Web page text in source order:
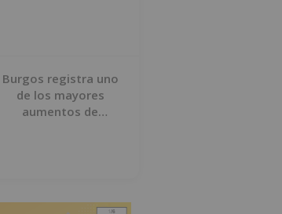
Burgos registra uno
de los mayores
aumentos de